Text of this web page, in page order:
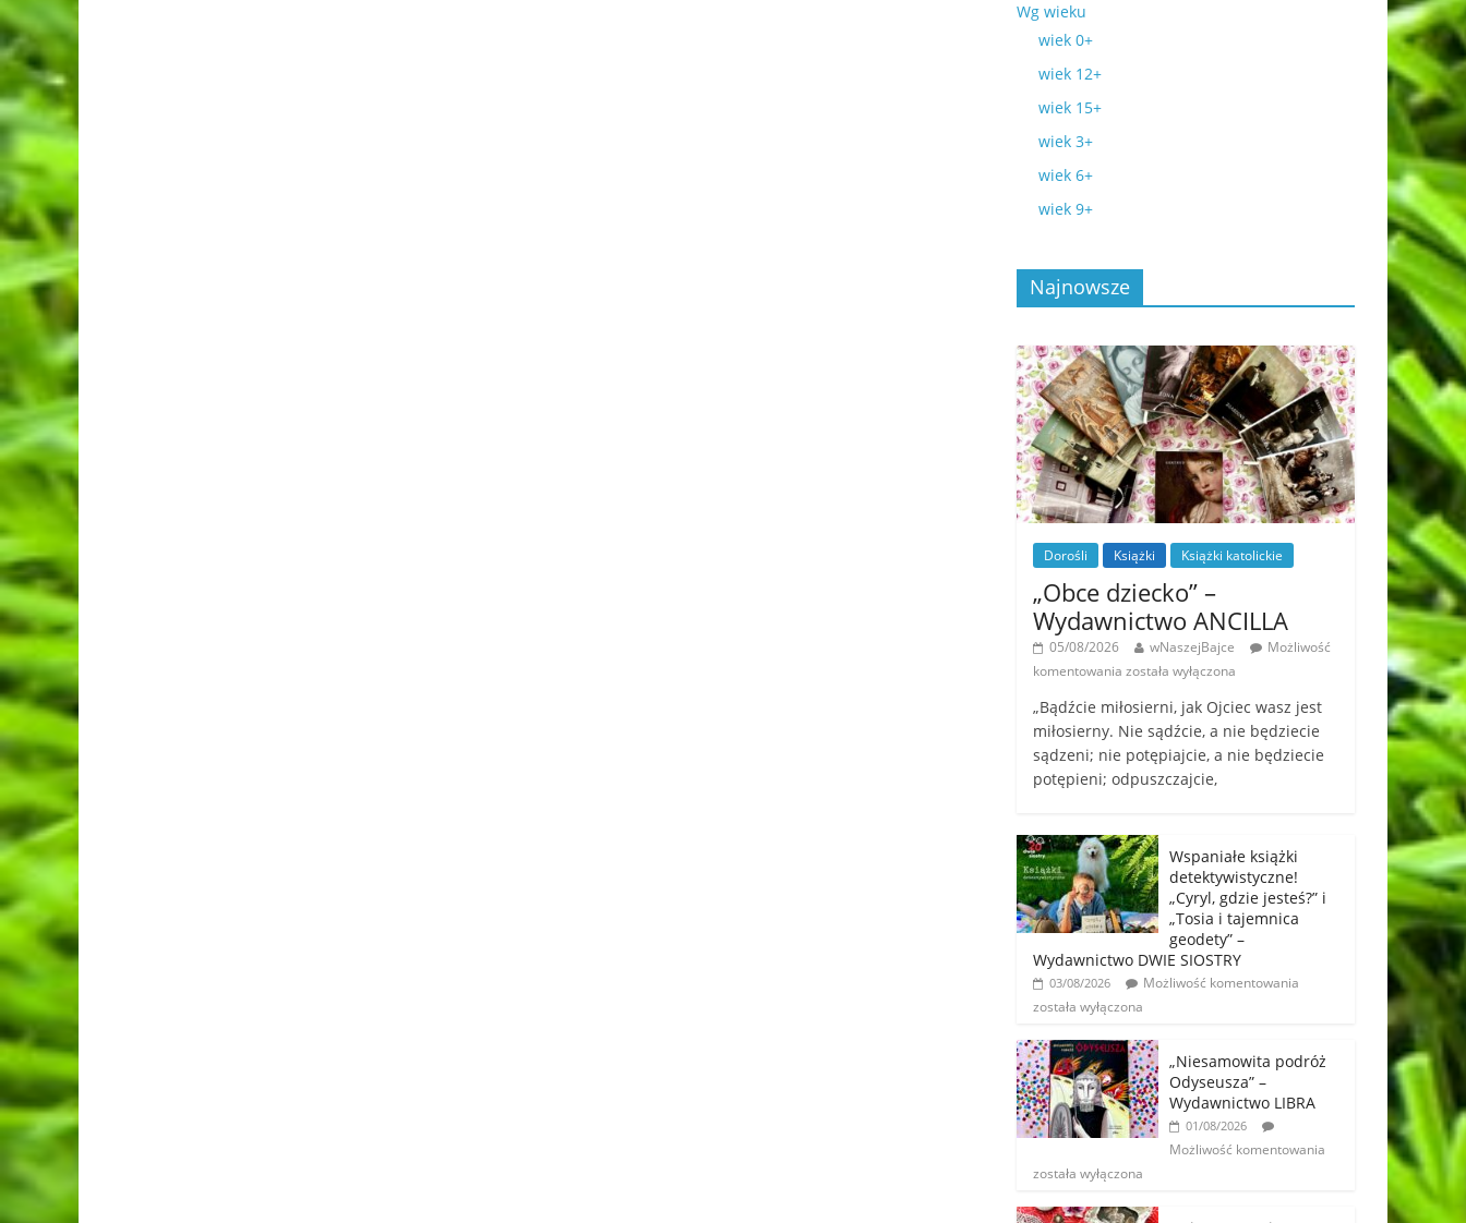
Wg wieku
wiek 0+
wiek 12+
wiek 15+
wiek 3+
wiek 6+
wiek 9+
Najnowsze
Dorośli Książki Książki katolickie
„Obce dziecko” –
Wydawnictwo ANCILLA
05/08/2026 wNaszejBajce
Możliwość
komentowania została wyłączona
„Bądźcie miłosierni, jak Ojciec wasz jest
miłosierny. Nie sądźcie, a nie będziecie
sądzeni; nie potępiajcie, a nie będziecie
potępieni; odpuszczajcie,
Wspaniałe książki
detektywistyczne!
„Cyryl, gdzie jesteś?” i
„Tosia i tajemnica
geodety” –
Wydawnictwo DWIE SIOSTRY
03/08/2026
Możliwość komentowania
została wyłączona
„Niesamowita podróż
Odyseusza” –
Wydawnictwo LIBRA
01/08/2026
Możliwość komentowania
została wyłączona